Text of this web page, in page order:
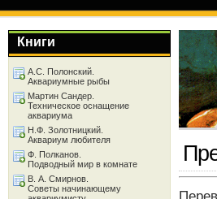
Книги
А.С. Полонский.
Аквариумные рыбы
Мартин Сандер.
Техническое оснащение
аквариума
Н.Ф. Золотницкий.
Аквариум любителя
Ф. Полканов.
Подводный мир в комнате
В. А. Смирнов.
Советы начинающему